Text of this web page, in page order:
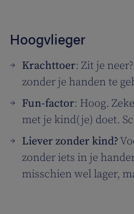
Hoogvlieger
Krachttoer: Zit je
zonder je handen te
Fun-factor: Hoog.
met je kind(je) doet.
Liever zonder kind?
zonder iets in je
misschien wel lager,